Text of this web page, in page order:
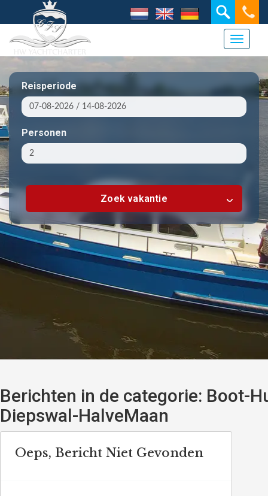
Reisperiode
Personen
Zoek vakantie
Toggle
Berichten in de categorie: Boot-
Diepswal-HalveMaan
Oeps, Bericht Niet Gevonden